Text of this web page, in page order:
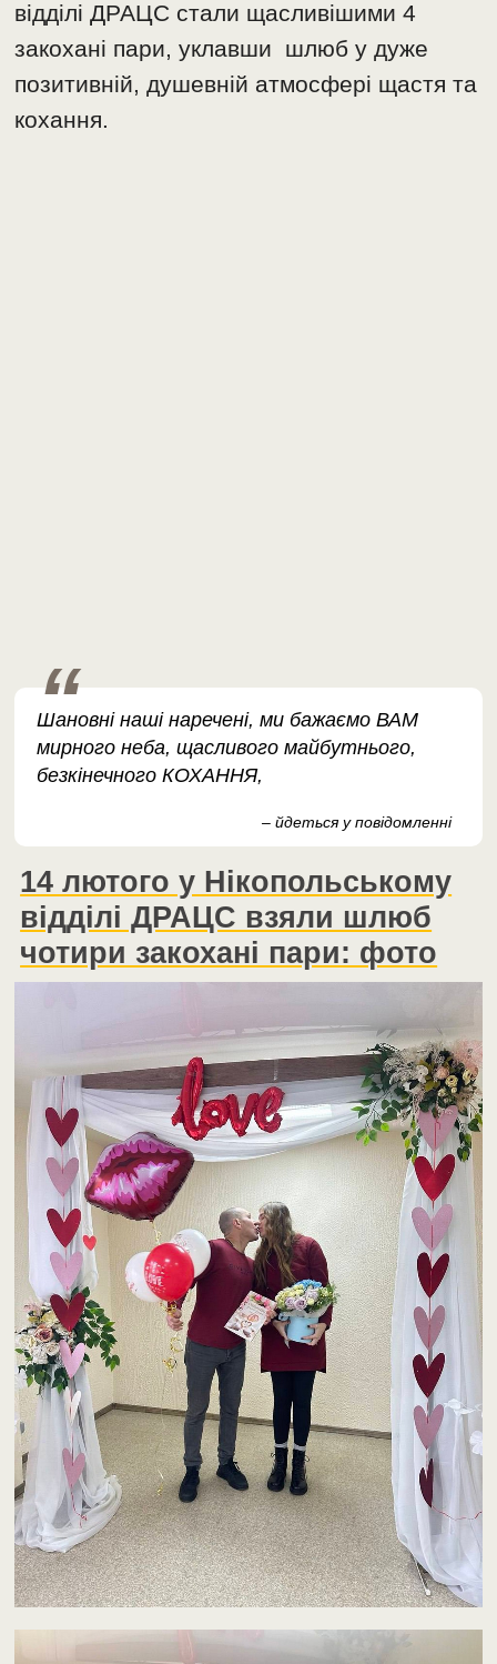
відділі ДРАЦС стали щасливішими 4
закохані пари, уклавши шлюб у дуже
позитивній, душевній атмосфері щастя та
кохання.
Шановні наші наречені, ми бажаємо ВАМ
мирного неба, щасливого майбутнього,
безкінечного КОХАННЯ,
– йдеться у повідомленні
14 лютого у Нікопольському
відділі ДРАЦС взяли шлюб
чотири закохані пари: фото